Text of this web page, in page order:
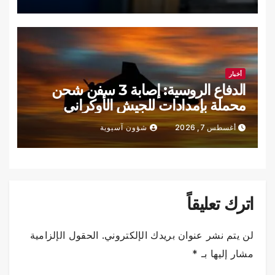
أخبار
الدفاع الروسية: إصابة 3 سفن شحن
محملة بإمدادات للجيش الأوكراني
أغسطس 7, 2026 شؤون آسيوية
اترك تعليقاً
لن يتم نشر عنوان بريدك الإلكتروني. الحقول الإلزامية
مشار إليها بـ *